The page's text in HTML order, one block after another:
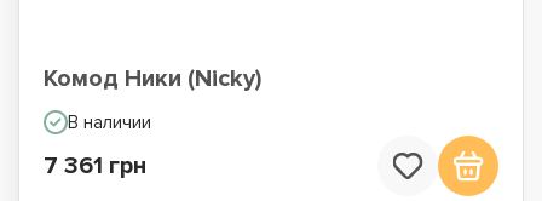
Комод Ники (Nicky)
В наличии
7 361 грн